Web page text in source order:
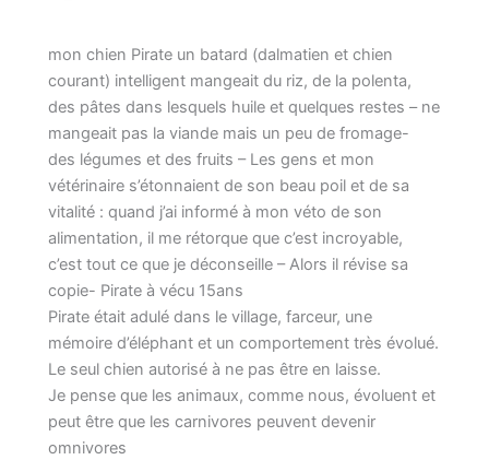
mon chien Pirate un batard (dalmatien et chien
courant) intelligent mangeait du riz, de la polenta,
des pâtes dans lesquels huile et quelques restes – ne
mangeait pas la viande mais un peu de fromage-
des légumes et des fruits – Les gens et mon
vétérinaire s’étonnaient de son beau poil et de sa
vitalité : quand j’ai informé à mon véto de son
alimentation, il me rétorque que c’est incroyable,
c’est tout ce que je déconseille – Alors il révise sa
copie- Pirate à vécu 15ans
Pirate était adulé dans le village, farceur, une
mémoire d’éléphant et un comportement très évolué.
Le seul chien autorisé à ne pas être en laisse.
Je pense que les animaux, comme nous, évoluent et
peut être que les carnivores peuvent devenir
omnivores